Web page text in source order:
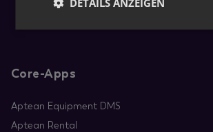
Core-Apps
Aptean Equipment DMS
Aptean Rental